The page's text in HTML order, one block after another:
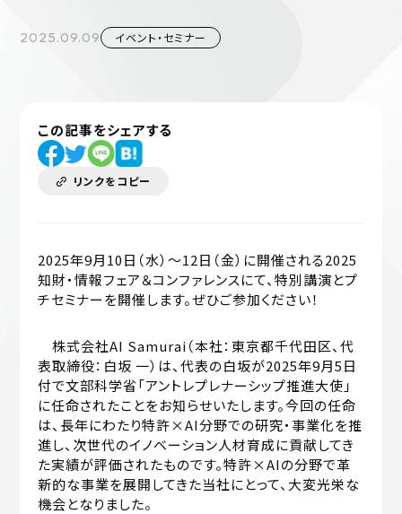
2025.09.09 イベント・セミナー
この記事をシェアする
リンクをコピー
2025年9月10日（水）〜12日（金）に開催される2025
知財・情報フェア＆コンファレンスにて、特別講演とプ
チセミナーを開催します。ぜひご参加ください！
株式会社AI Samurai（本社：東京都千代田区、代
表取締役：白坂 一）は、代表の白坂が2025年9月5日
付で文部科学省「アントレプレナーシップ推進大使」
に任命されたことをお知らせいたします。今回の任命
は、長年にわたり特許×AI分野での研究・事業化を推
進し、次世代のイノベーション人材育成に貢献してき
た実績が評価されたものです。特許×AIの分野で革
新的な事業を展開してきた当社にとって、大変光栄な
機会となりました。